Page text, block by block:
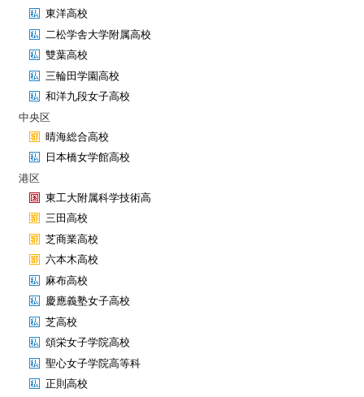
東洋高校
二松学舎大学附属高校
雙葉高校
三輪田学園高校
和洋九段女子高校
中央区
晴海総合高校
日本橋女学館高校
港区
東工大附属科学技術高
三田高校
芝商業高校
六本木高校
麻布高校
慶應義塾女子高校
芝高校
頌栄女子学院高校
聖心女子学院高等科
正則高校